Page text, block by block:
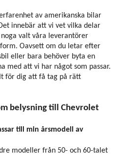
av amerikanska bilar
innebär att vi vet vilka delar
valt våra leverantörer
Oavsett om du letar efter
eller bara behöver byta en
med att vi har något som passar.
för dig att få tag på rätt
belysning till Chevrolet
till min årsmodell av
modeller från 50- och 60-talet